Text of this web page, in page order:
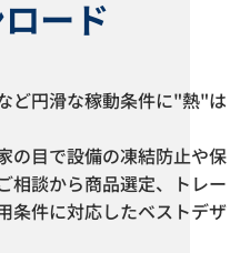
カタログダウンロード
ード
ど円滑な稼動条件に"熱"は
の目で設備の凍結防止や保
相談から商品選定、トレー
条件に対応したベストデザ